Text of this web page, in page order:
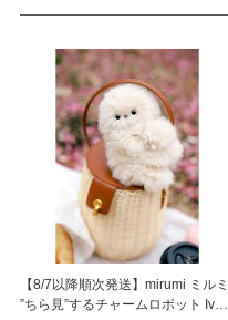
【8/7以降順次発送】mirumi ミルミ
”ちら見”するチャームロボット Ivory